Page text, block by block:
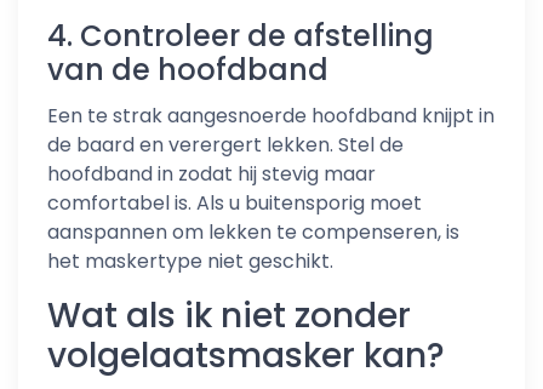
4. Controleer de afstelling
van de hoofdband
Een te strak aangesnoerde hoofdband knijpt in
de baard en verergert lekken. Stel de
hoofdband in zodat hij stevig maar
comfortabel is. Als u buitensporig moet
aanspannen om lekken te compenseren, is
het maskertype niet geschikt.
Wat als ik niet zonder
volgelaatsmasker kan?